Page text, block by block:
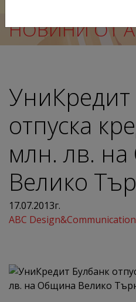
НОВИНИ ОТ
УниКредит
отпуска
млн. лв.
Велико
17.07.2013г.
ABC Design&Communication